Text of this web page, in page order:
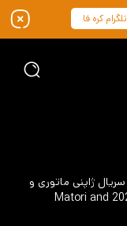
تلگرام کره فا